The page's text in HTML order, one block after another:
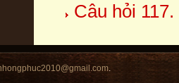
Câu hỏi
.